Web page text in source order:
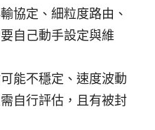
協定、細粒度路由、
自己動手設定與維
能不穩定、速度波動
自行評估，且有被封